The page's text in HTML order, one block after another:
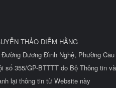
THẢO DIỄM HẰNG
Dương Đình Nghệ, Phường
số 355/GP-BTTTT do Bộ Thông tin
lại thông tin từ Website này